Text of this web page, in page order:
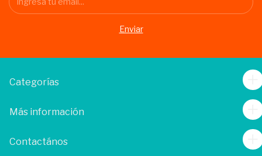
Categorías
Más información
Contactános